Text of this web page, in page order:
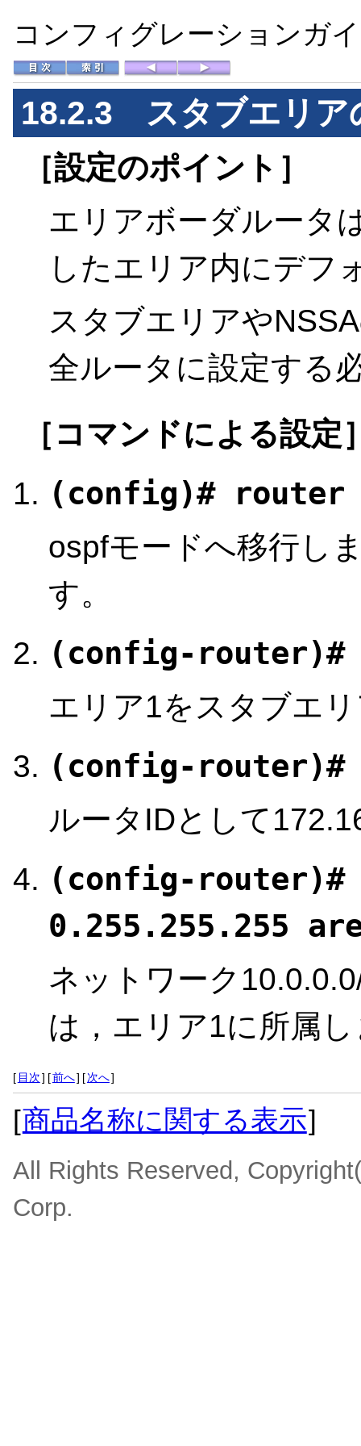
コンフィグレーションガ
18.2.3 スタブエリア
［設定のポイント］
エリアボーダルータ
したエリア内にデフ
スタブエリアや
全ルータに設定する
［コマンドによる設定
(config)# router
ospfモードへ移行し
す。
(config-router)#
エリア1をスタブエ
(config-
ルータIDとして
(config-router)#
0.255.255.255
ネットワーク
は，エリア1に所属
[ 目次] [前へ] [次へ]
[商品名称に関する表示]
All Rights Reserved,
Corp.